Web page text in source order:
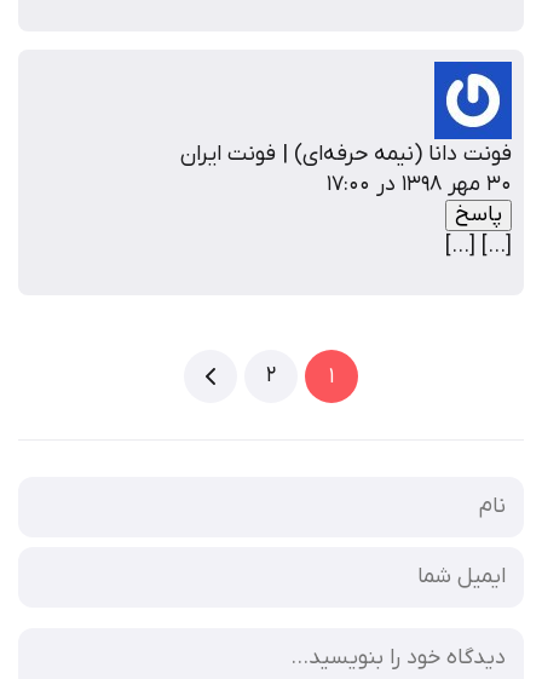
فونت دانا (نیمه حرفه‌ای) | فونت ایران
۳۰ مهر ۱۳۹۸ در ۱۷:۰۰
پاسخ
[…] […]
1
2